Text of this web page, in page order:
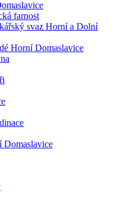
farnost
svaz Horní a Dolní
Horní Domaslavice
Domaslavice